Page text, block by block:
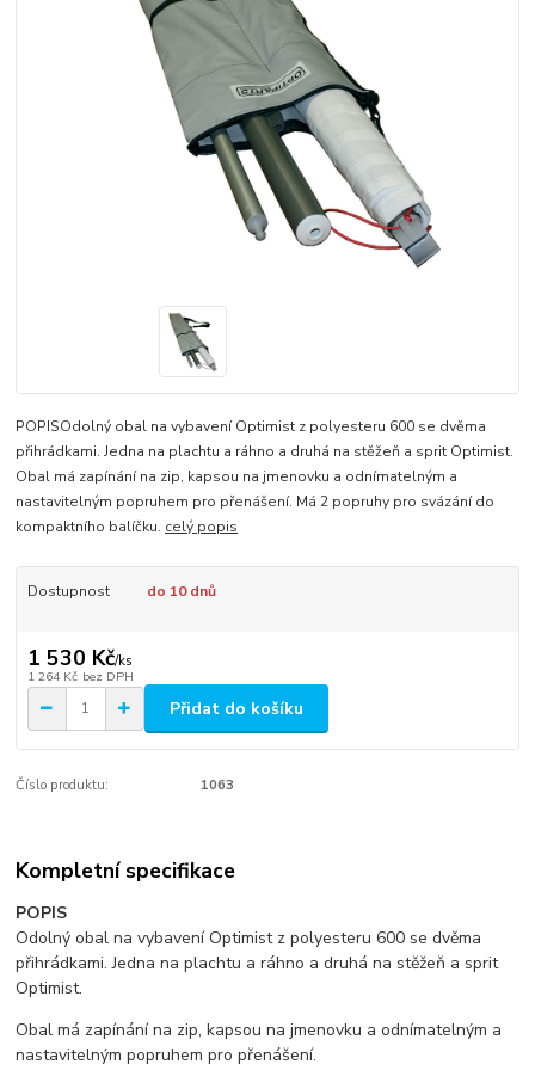
POPISOdolný obal na vybavení Optimist z polyesteru 600 se dvěma
přihrádkami. Jedna na plachtu a ráhno a druhá na stěžeň a sprit Optimist.
Obal má zapínání na zip, kapsou na jmenovku a odnímatelným a
nastavitelným popruhem pro přenášení. Má 2 popruhy pro svázání do
kompaktního balíčku. celý popis
Dostupnost do 10 dnů
1 530 Kč/ks
1 264 Kč bez DPH
Přidat do košíku
Číslo produktu: 1063
Kompletní specifikace
POPIS
Odolný obal na vybavení Optimist z polyesteru 600 se dvěma
přihrádkami. Jedna na plachtu a ráhno a druhá na stěžeň a sprit
Optimist.
Obal má zapínání na zip, kapsou na jmenovku a odnímatelným a
nastavitelným popruhem pro přenášení.